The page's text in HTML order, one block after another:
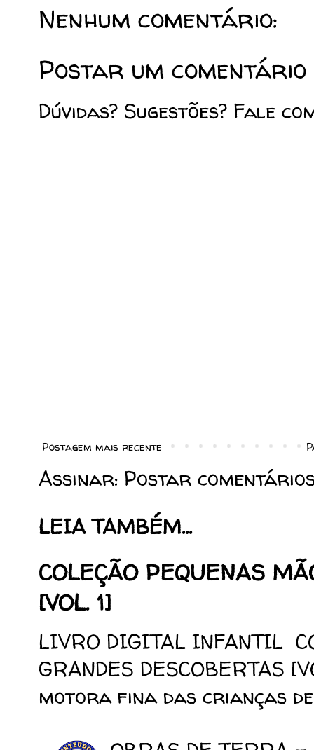
Nenhum comentário:
Postar um comentário
Dúvidas? Sugestões? Fale
Postagem mais recente
Assinar: Postar
LEIA TAMBÉM...
COLEÇÃO PEQUENAS
[VOL. 1]
LIVRO DIGITAL INFANTIL
GRANDES DESCOBERTAS
motora fina das crianças